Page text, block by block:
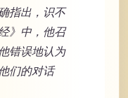
指出，识不
》中，他召
错误地认为
们的对话